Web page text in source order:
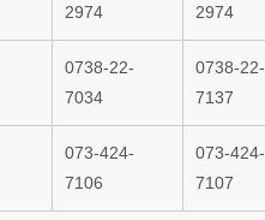
2974
2974
0738-22-
7034
0738-22-
7137
073-424-
7106
073-424-
7107